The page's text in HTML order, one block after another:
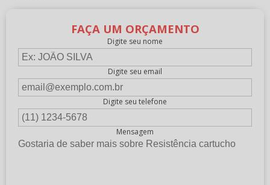
FAÇA UM ORÇAMENTO
Digite seu nome
Digite seu email
Digite seu telefone
Mensagem